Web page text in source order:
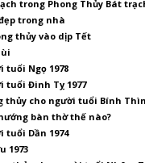
trong Phong Thủy Bát
trong nhà
thủy vào dịp Tết
tuổi Ngọ 1978
tuổi Đinh Tỵ 1977
thủy cho người tuổi Bính Thìn
bàn thờ thế nào?
tuổi Dần 1974
1973